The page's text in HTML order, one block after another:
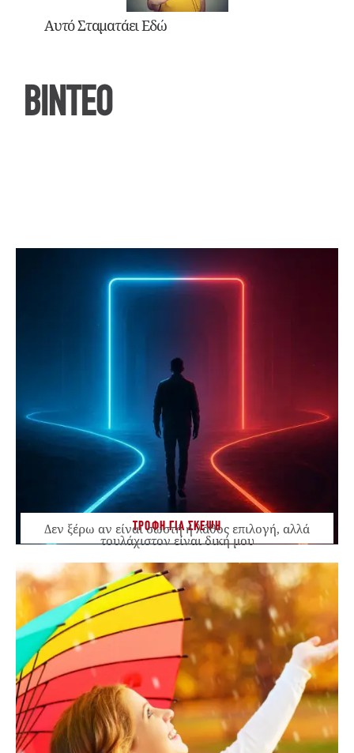
Αυτό Σταματάει Εδώ
ΒΙΝΤΕΟ
ΤΡΟΦΗ ΓΙΑ ΣΚΕΨΗ
Δεν ξέρω αν είναι σωστή ή λάθος επιλογή, αλλά
τουλάχιστον είναι δική μου